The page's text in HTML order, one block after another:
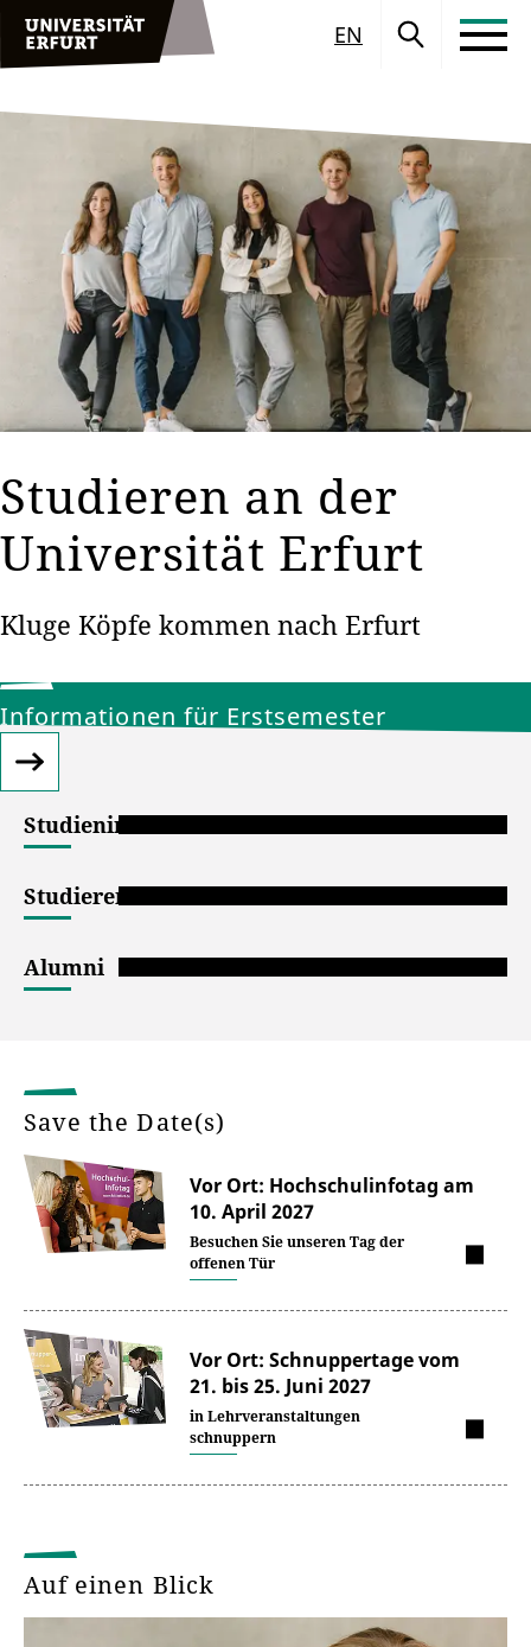
EN
Studieren an der
Universität Erfurt
Kluge Köpfe kommen nach Erfurt
Informationen für Erstsemester
Studieninteressierte
Studierende
Alumni
Save the Date(s)
Vor Ort: Hochschulinfotag am
10. April 2027
Besuchen Sie unseren Tag der
offenen Tür
Vor Ort: Schnuppertage vom
21. bis 25. Juni 2027
in Lehrveranstaltungen
schnuppern
Auf einen Blick